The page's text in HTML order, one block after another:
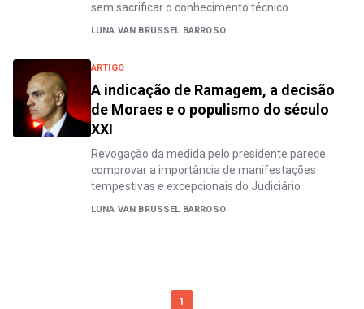
sem sacrificar o conhecimento técnico
LUNA VAN BRUSSEL BARROSO
ARTIGO
A indicação de Ramagem, a decisão
de Moraes e o populismo do século
XXI
Revogação da medida pelo presidente parece
comprovar a importância de manifestações
tempestivas e excepcionais do Judiciário
LUNA VAN BRUSSEL BARROSO
1